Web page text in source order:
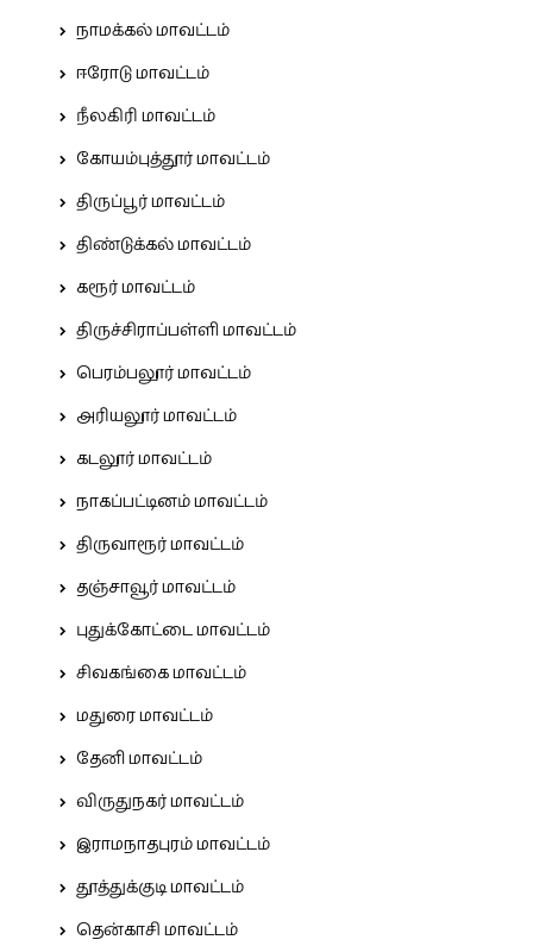
நாமக்கல் மாவட்டம்
ஈரோடு மாவட்டம்
நீலகிரி மாவட்டம்
கோயம்புத்தூர் மாவட்டம்
திருப்பூர் மாவட்டம்
திண்டுக்கல் மாவட்டம்
கரூர் மாவட்டம்
திருச்சிராப்பள்ளி மாவட்டம்
பெரம்பலூர் மாவட்டம்
அரியலூர் மாவட்டம்
கடலூர் மாவட்டம்
நாகப்பட்டினம் மாவட்டம்
திருவாரூர் மாவட்டம்
தஞ்சாவூர் மாவட்டம்
புதுக்கோட்டை மாவட்டம்
சிவகங்கை மாவட்டம்
மதுரை மாவட்டம்
தேனி மாவட்டம்
விருதுநகர் மாவட்டம்
இராமநாதபுரம் மாவட்டம்
தூத்துக்குடி மாவட்டம்
தென்காசி மாவட்டம்